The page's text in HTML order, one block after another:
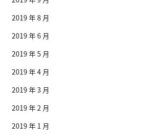
2019 年 8 月
2019 年 6 月
2019 年 5 月
2019 年 4 月
2019 年 3 月
2019 年 2 月
2019 年 1 月